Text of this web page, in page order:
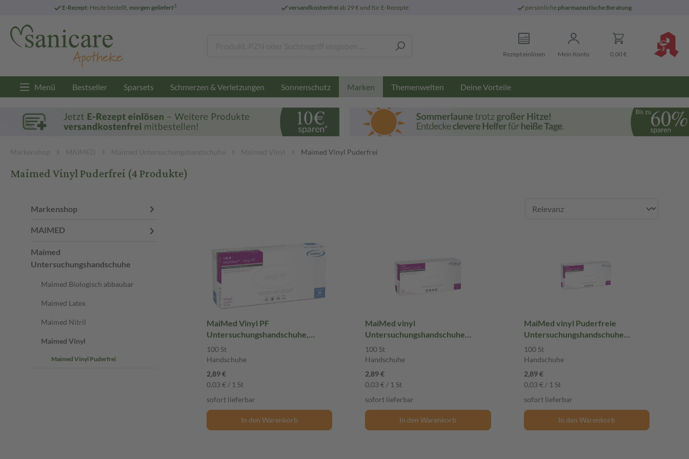
E-Rezept: Heute bestellt, morgen geliefert3 versandkostenfreiab 29 € und für E-Rezepte persönliche pharmazeutische Beratung
Rezept einlösen Mein Konto 0,00 €
Menü Bestseller Sparsets Schmerzen & Verletzungen Sonnenschutz Marken Themenwelten Deine Vorteile
Markenshop MAIMED Maimed Untersuchungshandschuhe Maimed Vinyl Maimed Vinyl Puderfrei
Maimed Vinyl Puderfrei(4 Produkte)
Markenshop
MAIMED
Maimed
Untersuchungshandschuhe
Maimed Biologisch abbaubar
Maimed Latex
Maimed Nitril
Maimed Vinyl
Maimed Vinyl Puderfrei
MaiMed Vinyl PF
Untersuchungshandschuhe,
unsteril, Größe M 100 St
Handschuhe
100 St
Handschuhe
2,89 €
0,03 € / 1 St
sofort lieferbar
In den Warenkorb
MaiMed vinyl
Untersuchungshandschuhe
unsteril Größe L 100 St
Handschuhe
100 St
Handschuhe
2,89 €
0,03 € / 1 St
sofort lieferbar
In den Warenkorb
MaiMed vinyl Puderfreie
Untersuchungshandschuhe
unsteril Größe S 100 St
Handschuhe
100 St
Handschuhe
2,89 €
0,03 € / 1 St
sofort lieferbar
In den Warenkorb